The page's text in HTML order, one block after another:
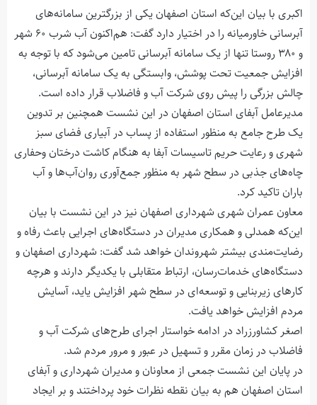
اکبری با بیان این‌که استان اصفهان یکی از بزرگترین سامانه‌های
آبرسانی خاورمیانه را در اختیار دارد گفت: هم‌اکنون آب شرب ۶۰ شهر
و ۳۸۰ روستا تنها از یک سامانه آبرسانی تامین می‌شود که با توجه به
افزایش جمعیت تحت پوشش، وابستگی به یک سامانه آبرسانی،
چالش‌ بزرگی را پیش روی شرکت آب و فاضلاب قرار داده است.
مدیرعامل آبفای استان اصفهان در این نشست همچنین بر تدوین
یک طرح جامع به منظور استفاده از پساب در آبیاری فضای سبز
شهری و رعایت حریم تاسیسات آبفا به هنگام کاشت درختان وحفاری
چاه‌های جذبی در سطح شهر به منظور جمع‌آوری روان‌‌آب‌ها و آب‌
باران تاکید کرد.
معاون عمران شهری شهرداری اصفهان نیز در این نشست با بیان
این‌که همدلی و همکاری مدیران در دستگاه‌های اجرایی باعث رفاه و
رضایت‌مندی بیشتر شهروندان خواهد شد گفت: شهرداری اصفهان و
دستگاه‌های خدمات‌رسان، ارتباط متقابلی با یکدیگر دارند و هرچه
کارهای زیربنایی و توسعه‌ای در سطح شهر افزایش یاید، آسایش
مردم افزایش خواهد یافت.
اصغر کشاورزراد در ادامه خواستار اجرای طرح‌های شرکت آب و
فاضلاب در زمان مقرر و تسهيل در عبور و مرور مردم شد.
در پایان این نشست جمعی از معاونان‌ و مدیران شهرداری و آبفای
استان اصفهان هم به بیان نقطه نظرات خود پرداختند و بر ایجاد